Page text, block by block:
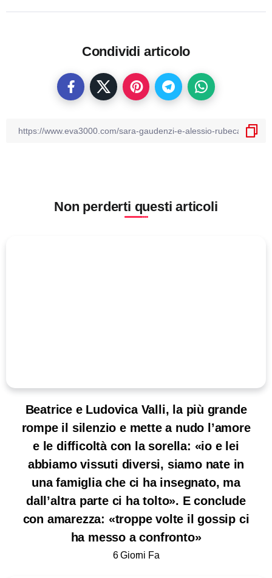
Condividi articolo
Non perderti questi articoli
Beatrice e Ludovica Valli, la più grande
rompe il silenzio e mette a nudo l’amore
e le difficoltà con la sorella: «io e lei
abbiamo vissuti diversi, siamo nate in
una famiglia che ci ha insegnato, ma
dall’altra parte ci ha tolto». E conclude
con amarezza: «troppe volte il gossip ci
ha messo a confronto»
6 Giorni Fa